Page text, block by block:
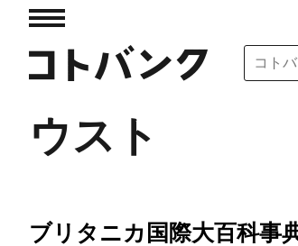
ウスト
ブリタニカ国際大百科事